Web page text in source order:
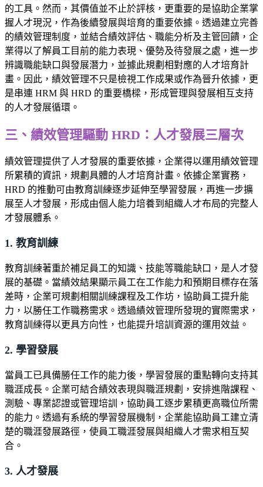
的工具。然而，其價值並不止於評核，更重要的是協助企業掌
握人才現況，作為後續發展與培育的重要依據。透過建立完善
的績效管理制度，並結合績效評估、職能分析及主管回饋，企
業得以了解員工目前的能力表現、優勢及待發展之處，進一步
辨識職能缺口與發展潛力，並據此規劃相對應的人才培育計
畫。因此，績效管理不只是檢視工作成果或作為晉升依據，更
是串連 HRM 與 HRD 的重要橋樑，形成管理與發展相互支持
的人才發展循環。
三、績效管理驅動 HRD：人才發展三層次
績效管理提供了人才發展的重要依據，企業得以運用績效管理
所累積的資訊，規劃具體的人才培育計畫。依據企業實務，
HRD 的推動可由教育訓練逐步延伸至學習發展，再進一步擴
展至人才發展，形成由個人能力培養到組織人才布局的完整人
才發展體系。
1. 教育訓練
教育訓練著重於補足員工的知識、技能等職能缺口，是人才發
展的基礎。當績效結果顯示員工在工作能力和預期目標存在落
差時，企業可規劃相關訓練課程及工作坊，協助員工提升能
力，以勝任工作職務需求。透過績效管理所發現的實際需求，
教育訓練得以更具方向性，也能提升培訓資源的運用效益。
2. 學習發展
當員工已具備勝任工作的能力後，學習發展的重點轉向支持其
職涯成長。企業可結合績效表現與職涯規劃，安排進階課程、
測驗、專業認證或管理培訓，協助員工逐步累積更高職位所需
的能力。透過有系統的學習發展機制，企業能協助員工建立清
楚的職涯發展路徑，使員工職涯發展與組織人才需求相互契
合。
3. 人才發展